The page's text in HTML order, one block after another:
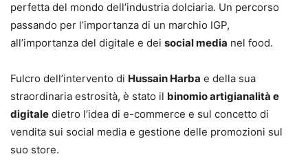
perfetta del mondo dell’industria dolciaria. Un percorso
passando per l’importanza di un marchio IGP,
all’importanza del digitale e dei social media nel food.
Fulcro dell’intervento di Hussain Harba e della sua
straordinaria estrosità, è stato il binomio artigianalità e
digitale dietro l’idea di e-commerce e sul concetto di
vendita sui social media e gestione delle promozioni sul
suo store.